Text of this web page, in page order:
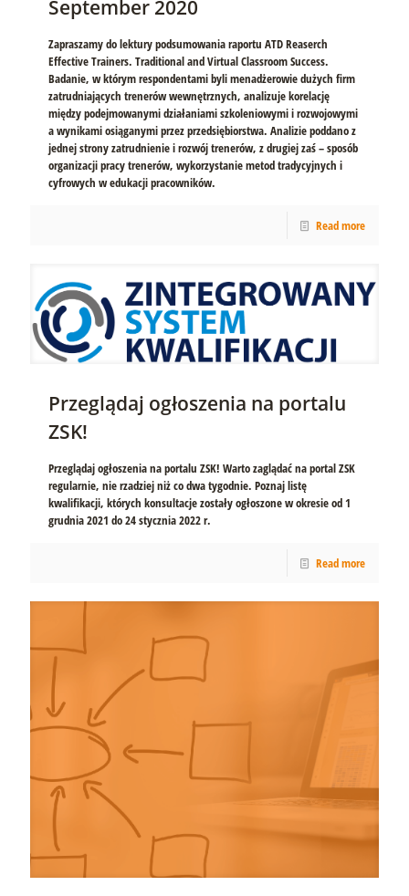
September 2020
Zapraszamy do lektury podsumowania raportu ATD Reaserch
Effective Trainers. Traditional and Virtual Classroom Success.
Badanie, w którym respondentami byli menadżerowie dużych firm
zatrudniających trenerów wewnętrznych, analizuje korelację
między podejmowanymi działaniami szkoleniowymi i rozwojowymi
a wynikami osiąganymi przez przedsiębiorstwa. Analizie poddano z
jednej strony zatrudnienie i rozwój trenerów, z drugiej zaś – sposób
organizacji pracy trenerów, wykorzystanie metod tradycyjnych i
cyfrowych w edukacji pracowników.
Read more
Przeglądaj ogłoszenia na portalu
ZSK!
Przeglądaj ogłoszenia na portalu ZSK! Warto zaglądać na portal ZSK
regularnie, nie rzadziej niż co dwa tygodnie. Poznaj listę
kwalifikacji, których konsultacje zostały ogłoszone w okresie od 1
grudnia 2021 do 24 stycznia 2022 r.
Read more